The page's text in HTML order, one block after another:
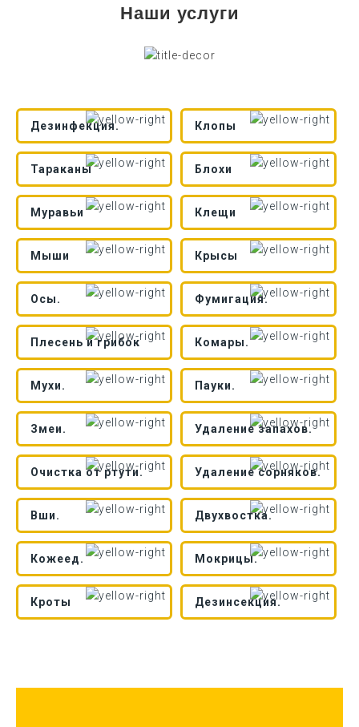
Наши услуги
Дезинфекция. Клопы
Тараканы Блохи
Муравьи Клещи
Мыши Крысы
Осы. Фумигация.
Плесень и грибок Комары.
Мухи. Пауки.
Змеи. Удаление запахов.
Очистка от ртути. Удаление сорняков.
Вши. Двухвостка.
Кожеед. Мокрицы.
Кроты Дезинсекция.